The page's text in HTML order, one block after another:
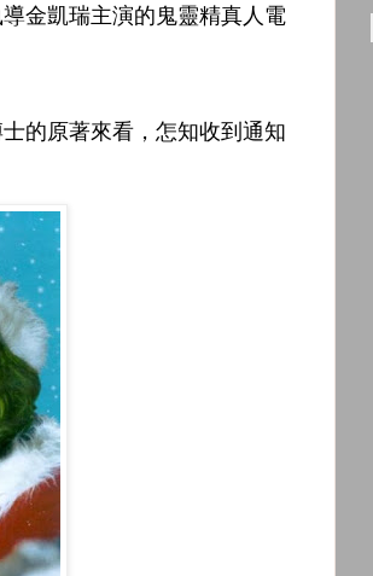
金凱瑞主演的鬼靈精真人電
的原著來看，怎知收到通知